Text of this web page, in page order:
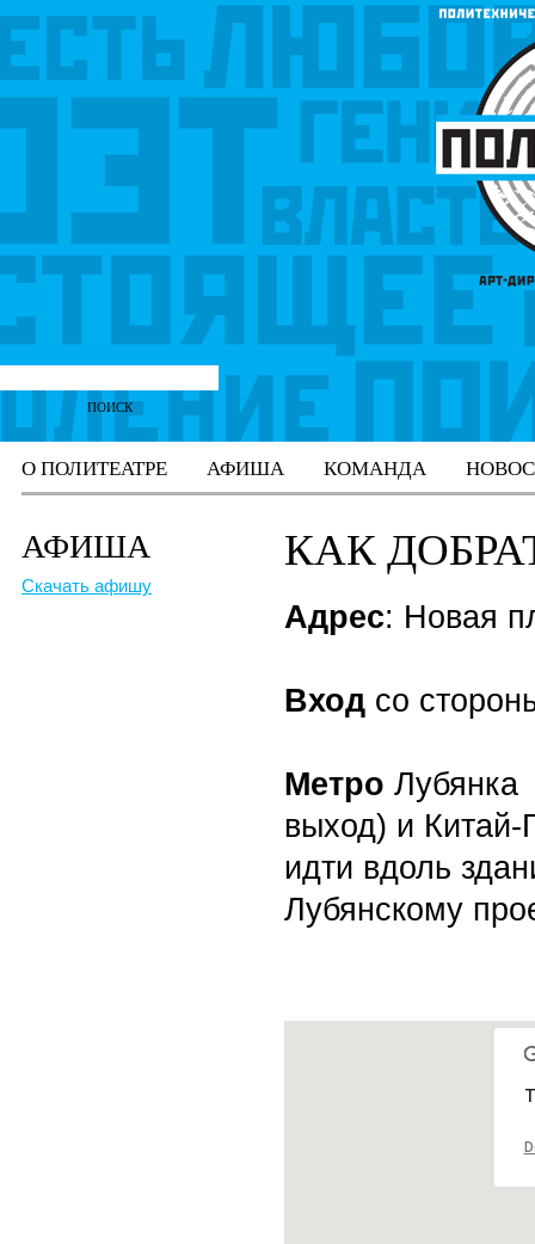
О ПОЛИТЕАТРЕ АФИША КОМАНДА
АФИША
Скачать афишу
КАК
Адрес: Новая
Вход со
Метро Лубянка
выход) и
идти вдоль
Лубянскому